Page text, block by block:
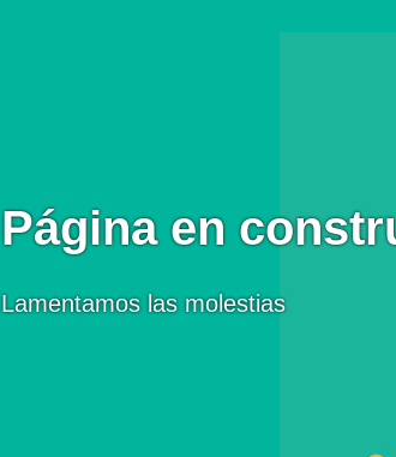
Página en
Lamentamos las molestias